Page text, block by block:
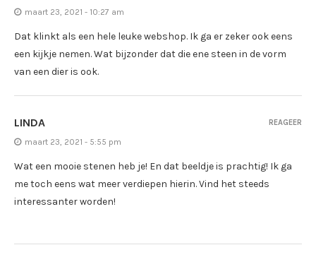
maart 23, 2021 - 10:27 am
Dat klinkt als een hele leuke webshop. Ik ga er zeker ook eens
een kijkje nemen. Wat bijzonder dat die ene steen in de vorm
van een dier is ook.
LINDA
maart 23, 2021 - 5:55 pm
Wat een mooie stenen heb je! En dat beeldje is prachtig! Ik ga
me toch eens wat meer verdiepen hierin. Vind het steeds
interessanter worden!
REAGEER